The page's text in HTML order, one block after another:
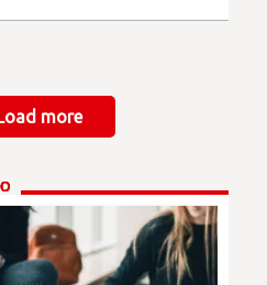
Load more